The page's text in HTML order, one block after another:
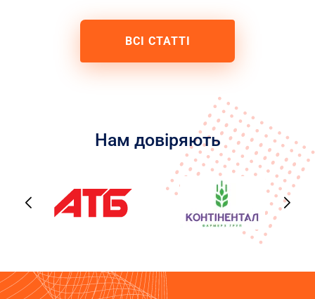
ВСІ СТАТТІ
Нам довіряють